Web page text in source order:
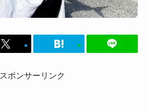
スポンサーリンク